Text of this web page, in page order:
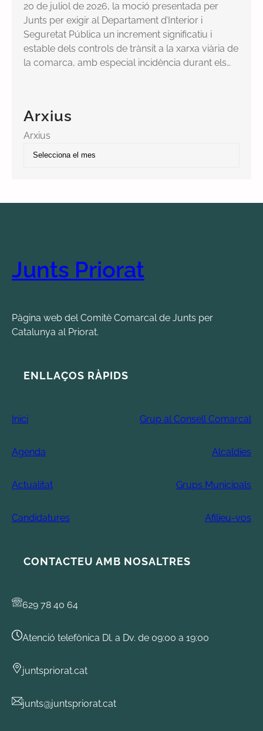
20 de juliol de 2026, la moció presentada per
Junts per exigir al Departament d’Interior i
Seguretat Pública un increment significatiu i
estable dels controls de trànsit a la xarxa viària de
la comarca, amb especial incidència durant els…
Arxius
Arxius
Junts Priorat
Pàgina web del Comitè Comarcal de Junts per
Catalunya al Priorat.
ENLLAÇOS RÀPIDS
Inici Grup al Consell Comarcal
Agenda Alcaldies
Actualitat Grups Municipals
Candidatures Afilieu-vos
CONTACTEU AMB NOSALTRES
629 78 40 64
Atenció telefònica Dl. a Dv. de 09:00 a 19:00
juntspriorat.cat
junts@juntspriorat.cat